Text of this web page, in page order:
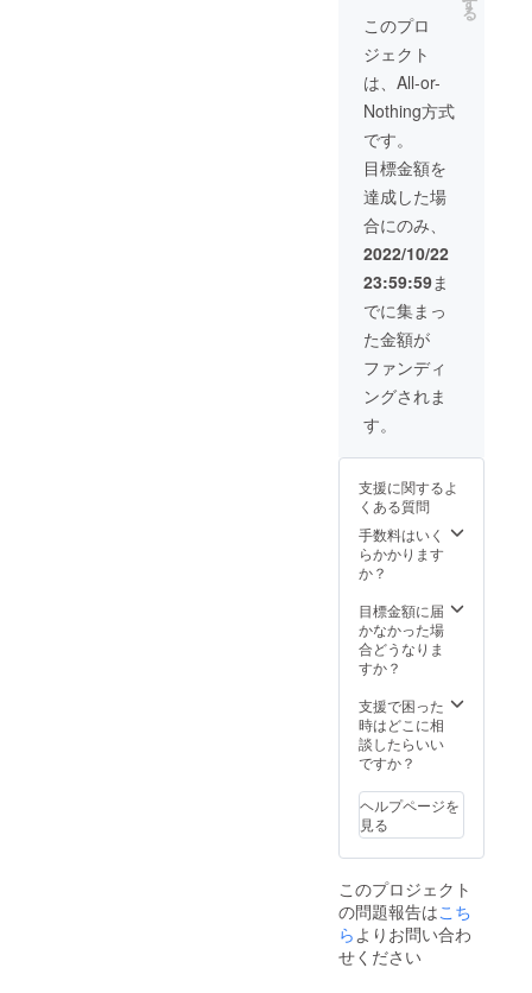
の入力と必ず連
絡が取れるもの
を入力お願い致
します。
直筆でサイン
し、手紙と一緒
に発送致しま
す。 リモート面
会実施の日程に
つきましては、
事前に支援者様
へメールを転送
致しまして、日
程の調整打ち合
わせをさせて頂
きますので必ず
連絡先の入力と
るものを入力お
願い致します。
※リモート面会の
際は、株式会
社 朝日ホーム
ズ 事務局1名が
同席し、支援者
様、亀山耕平選
手、事務局の3名
でのご対応とな
ります。 ※体操
指導につきまし
ては、体操クラ
ブ、体操競技部
がある学校様、
体育館を所有も
をお持ち方を対
象とさせて頂い
ております。 日
時の打ち合わせ
合わせが必要と
なりますので事
前にご連絡を取
れる方が対象と
予めご了承くだ
さい。体操指導
につきまして
も、亀山耕平選
手と事務局1名が
同席する形とな
ります。 ※メン
タルトレーニン
グ講演につきま
しては、講演可
る
このプロ
ジェクト
は、All-or-
Nothing方式
です。
目標金額を
達成した場
合にのみ、
2022/10/22
23:59:59ま
でに集まっ
た金額が
ファンディ
ングされま
す。
支援に関するよ
くある質問
手数料はいく
らかかります
か？
目標金額に届
かなかった場
合どうなりま
すか？
支援で困った
時はどこに相
談したらいい
ですか？
ヘルプページを
見る
このプロジェクト
の問題報告はこち
らよりお問い合わ
せください